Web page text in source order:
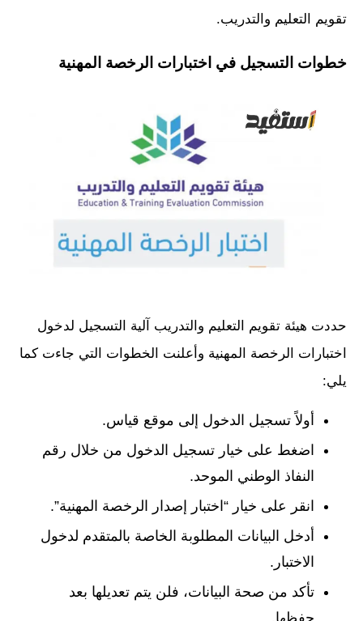
تقويم التعليم والتدريب.
خطوات التسجيل في اختبارات الرخصة المهنية
حددت هيئة تقويم التعليم والتدريب آلية التسجيل لدخول
اختبارات الرخصة المهنية وأعلنت الخطوات التي جاءت كما
يلي:
أولاً تسجيل الدخول إلى موقع قياس.
اضغط على خيار تسجيل الدخول من خلال رقم
النفاذ الوطني الموحد.
انقر على خيار “اختبار إصدار الرخصة المهنية”.
أدخل البيانات المطلوبة الخاصة بالمتقدم لدخول
الاختبار.
تأكد من صحة البيانات، فلن يتم تعديلها بعد
حفظها.